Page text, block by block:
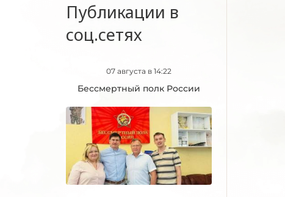
Публикации в
соц.сетях
07 августа в 14:22
Бессмертный полк России